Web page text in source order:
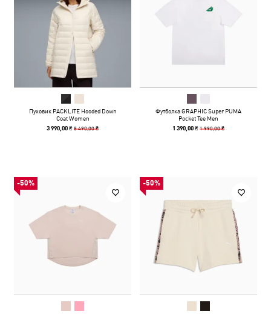
Пуховик PACKLITE Hooded Down
Coat Women
3 990,00 ₴8 490,00 ₴
Футболка GRAPHIC Super PUMA
Pocket Tee Men
1 390,00 ₴1 990,00 ₴
-50% -50%